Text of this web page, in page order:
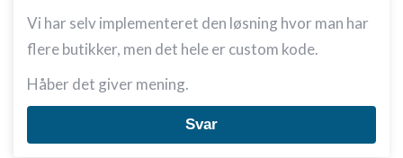
Vi har selv implementeret den løsning hvor man har
flere butikker, men det hele er custom kode.
Håber det giver mening.
Svar